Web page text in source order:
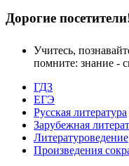
Дорогие
Учитесь,
помните: знание -
ГДЗ
ЕГЭ
Русская литература
Зарубежная
Литературоведение
Произведения